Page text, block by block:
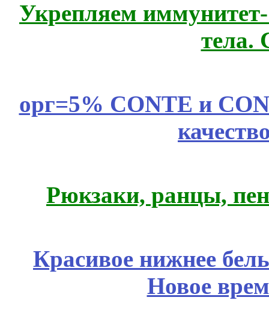
Укрепляем
тела.
орг=5% CONTE и
Рюкзаки, ранцы,
Красивое нижнее
Новое